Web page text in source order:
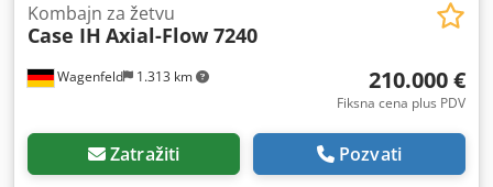
Wagenfeld 1.313 km
Kombajn za žetvu
Case IH Axial-Flow 7240
210.000 €
Fiksna cena plus PDV
Zatražiti Pozvati